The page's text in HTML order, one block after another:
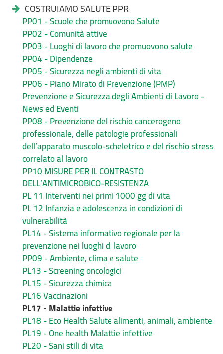
COSTRUIAMO SALUTE PPR
PP01 - Scuole che promuovono Salute
PP02 - Comunità attive
PP03 - Luoghi di lavoro che promuovono salute
PP04 - Dipendenze
PP05 - Sicurezza negli ambienti di vita
PP06 - Piano Mirato di Prevenzione (PMP)
Prevenzione e Sicurezza degli Ambienti di Lavoro -
News ed Eventi
PP08 - Prevenzione del rischio cancerogeno
professionale, delle patologie professionali
dell’apparato muscolo-scheletrico e del rischio stress
correlato al lavoro
PP10 MISURE PER IL CONTRASTO
DELL’ANTIMICROBICO-RESISTENZA
PL 11 Interventi nei primi 1000 gg di vita
PL 12 Infanzia e adolescenza in condizioni di
vulnerabilità
PL14 - Sistema informativo regionale per la
prevenzione nei luoghi di lavoro
PP09 - Ambiente, clima e salute
PL13 - Screening oncologici
PL15 - Sicurezza chimica
PL16 Vaccinazioni
PL17 - Malattie infettive
PL18 - Eco Health Salute alimenti, animali, ambiente
PL19 - One health Malattie infettive
PL20 - Sani stili di vita